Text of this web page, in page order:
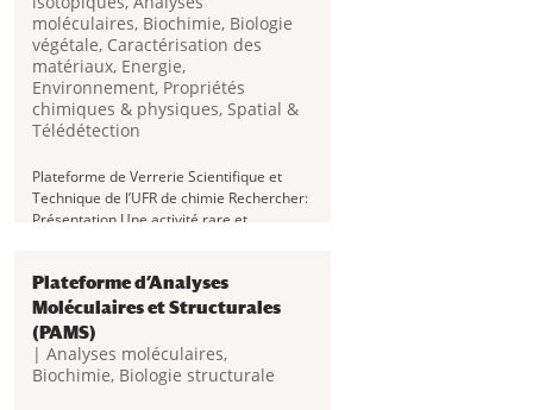
moléculaires, Biochimie, Biologie
végétale, Caractérisation des
matériaux, Energie,
Environnement, Propriétés
chimiques & physiques, Spatial &
Télédétection
Plateforme de Verrerie Scientifique et
Technique de l’UFR de chimie Rechercher:
Présentation Une activité rare et
plateforme technique sont produits des
prototypes, des pièces uniques ou de...
Plateforme d’Analyses
Moléculaires et Structurales
(PAMS)
| Analyses moléculaires,
Biochimie, Biologie structurale